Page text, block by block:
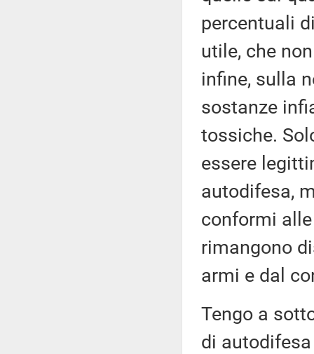
percentuali
utile, che
infine, sulla
sostanze
tossiche.
essere
autodifesa,
conformi
rimangono
armi e dal
Tengo a
di